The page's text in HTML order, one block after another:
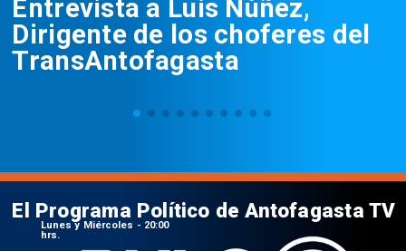
Entrevista a Luis Núñez,
Dirigente de los choferes del
TransAntofagasta
El Programa Político de Antofagasta TV
Lunes y Miércoles - 20:00
hrs.